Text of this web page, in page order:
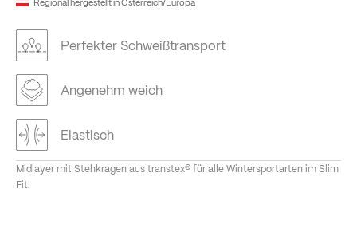
Perfekter Schweißtransport
Angenehm weich
Elastisch
Midlayer mit Stehkragen aus transtex® für alle Wintersportarten im Slim
Fit.